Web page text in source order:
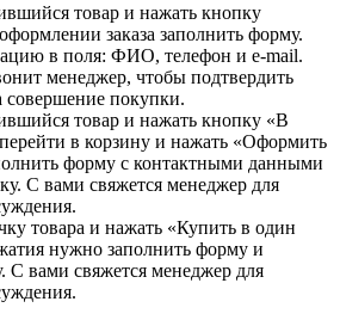
товар и нажать кнопку
заказа заполнить форму.
в поля: ФИО, телефон и e-mail.
менеджер, чтобы подтвердить
совершение покупки.
товар и нажать кнопку «В
в корзину и нажать «Оформить
форму с контактными данными
С вами свяжется менеджер для
товара и нажать «Купить в один
нужно заполнить форму и
С вами свяжется менеджер для